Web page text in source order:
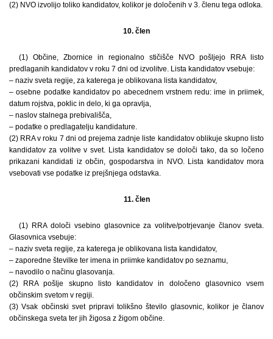
(2) NVO izvolijo toliko kandidatov, kolikor je določenih v 3. členu tega odloka.
10. člen
(1) Občine, Zbornice in regionalno stičišče NVO pošljejo RRA listo
predlaganih kandidatov v roku 7 dni od izvolitve. Lista kandidatov vsebuje:
– naziv sveta regije, za katerega je oblikovana lista kandidatov,
– osebne podatke kandidatov po abecednem vrstnem redu: ime in priimek,
datum rojstva, poklic in delo, ki ga opravlja,
– naslov stalnega prebivališča,
– podatke o predlagatelju kandidature.
(2) RRA v roku 7 dni od prejema zadnje liste kandidatov oblikuje skupno listo
kandidatov za volitve v svet. Lista kandidatov se določi tako, da so ločeno
prikazani kandidati iz občin, gospodarstva in NVO. Lista kandidatov mora
vsebovati vse podatke iz prejšnjega odstavka.
11. člen
(1) RRA določi vsebino glasovnice za volitve/potrjevanje članov sveta.
Glasovnica vsebuje:
– naziv sveta regije, za katerega je oblikovana lista kandidatov,
– zaporedne številke ter imena in priimke kandidatov po seznamu,
– navodilo o načinu glasovanja.
(2) RRA pošlje skupno listo kandidatov in določeno glasovnico vsem
občinskim svetom v regiji.
(3) Vsak občinski svet pripravi tolikšno število glasovnic, kolikor je članov
občinskega sveta ter jih žigosa z žigom občine.